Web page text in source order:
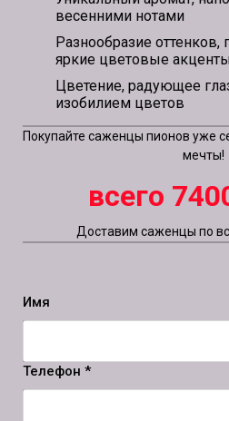
весенними нотами
Разнообразие
яркие цветовые
Цветение, радующее
изобилием цветов
Покупайте саженцы пионов уже
мечты!
всего
Доставим саженцы по
Имя
Телефон *